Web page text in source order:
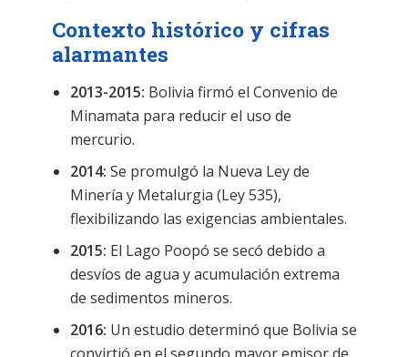
Contexto histórico y cifras
alarmantes
2013-2015: Bolivia firmó el Convenio de
Minamata para reducir el uso de
mercurio.
2014: Se promulgó la Nueva Ley de
Minería y Metalurgia (Ley 535),
flexibilizando las exigencias ambientales.
2015: El Lago Poopó se secó debido a
desvíos de agua y acumulación extrema
de sedimentos mineros.
2016: Un estudio determinó que Bolivia se